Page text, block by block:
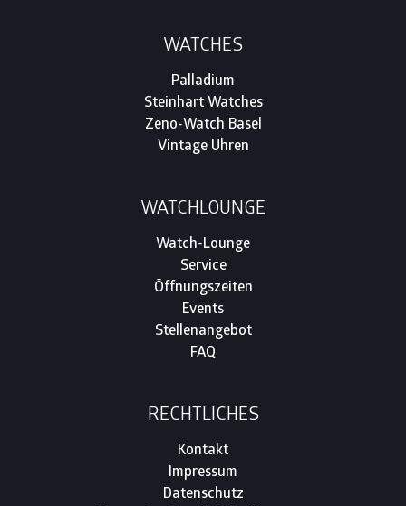
WATCHES
Palladium
Steinhart Watches
Zeno-Watch Basel
Vintage Uhren
WATCHLOUNGE
Watch-Lounge
Service
Öffnungszeiten
Events
Stellenangebot
FAQ
RECHTLICHES
Kontakt
Impressum
Datenschutz